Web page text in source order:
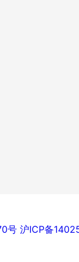
号 沪ICP备